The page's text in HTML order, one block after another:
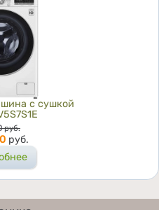
с сушкой
руб.
руб.